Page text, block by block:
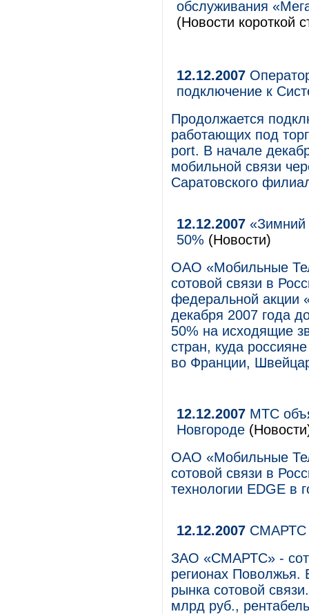
обслуживания
(Новости короткой
12.12.2007
подключение к
Продолжается
работающих под
port. В начале
мобильной связи
Саратовского
12.12.2007 «Зимний
50% (Новости)
ОАО «Мобильные
сотовой связи в
федеральной акции
декабря 2007 года
50% на исходящие
стран, куда
во Франции,
12.12.2007 МТС
Новгороде
ОАО «Мобильные
сотовой связи в
технологии EDGE в
12.12.2007 СМАРТС
ЗАО «СМАРТС» -
регионах Поволжья.
рынка сотовой
млрд руб.,